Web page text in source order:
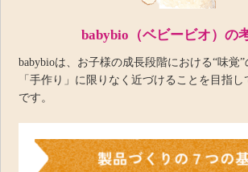
babybio（ベビービオ）の
babybioは、お子様の成長段階における“味覚”
「手作り」に限りなく近づけることを目指
です。